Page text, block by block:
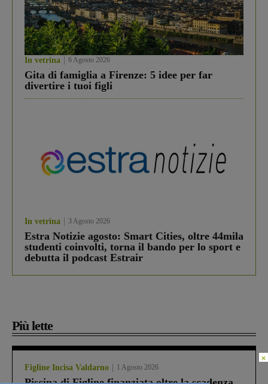
In vetrina 6 Agosto 2026
Gita di famiglia a Firenze: 5 idee per far
divertire i tuoi figli
In vetrina 3 Agosto 2026
Estra Notizie agosto: Smart Cities, oltre 44mila
studenti coinvolti, torna il bando per lo sport e
debutta il podcast Estrair
Più lette
Figline Incisa Valdarno 1 Agosto 2026
×